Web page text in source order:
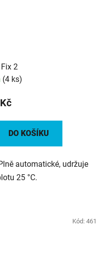
2
(4 ks)
DO KOŠÍKU
automatické, udržuje
25 °C.
Kód: 461